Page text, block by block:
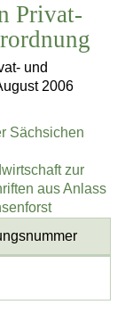
Privat-
und
2006
Sächsichen
zur
aus Anlass